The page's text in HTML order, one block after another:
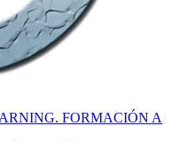
FORMACIÓN A